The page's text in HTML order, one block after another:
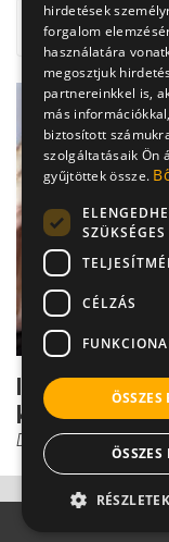
Ilyenkor
kínzó fájfájás
Dr. Bodnár Eszter
hirdetések
forgalom
használatára
megosztjuk
partnereinkkel is,
más
biztosított
szolgáltatásaik Ön
gyűjtöttek össze.
SZÜKSÉGES
CÉLZÁS
ÖSSZES
ÖSSZES